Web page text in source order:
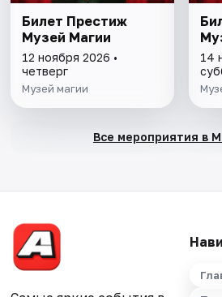
Билет Престиж
Музей Магии
12 ноября 2026 •
четверг
Музей магии
14
Все мероприятия в